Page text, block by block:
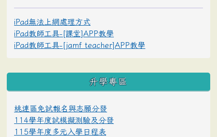
iPad無法上網處理方式
iPad教師工具-[課堂]APP教學
iPad教師工具-[jamf teacher]APP教學
升學專區
桃連區免試報名與志願分發
114學年度試模擬測驗及分發
115學年度多元入學日程表